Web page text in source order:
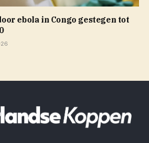
ebola in Congo gestegen tot